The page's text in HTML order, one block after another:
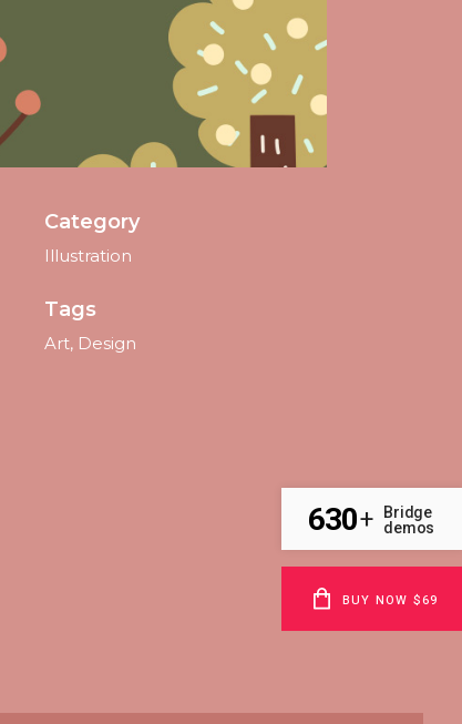
Category
Illustration
Tags
Art, Design
630+
Bridge
demos
BUY NOW $69